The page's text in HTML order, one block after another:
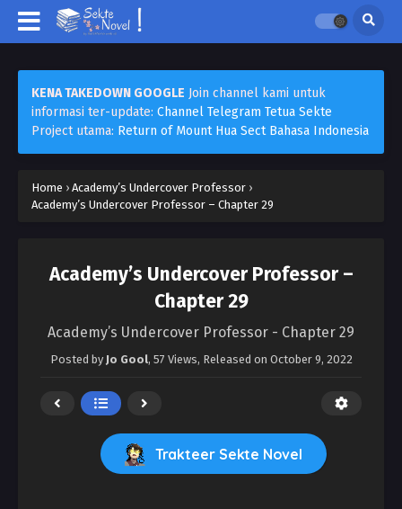
KENA TAKEDOWN GOOGLE Join channel kami untuk
informasi ter-update: Channel Telegram Tetua Sekte
Project utama: Return of Mount Hua Sect Bahasa Indonesia
Home › Academy’s Undercover Professor ›
Academy’s Undercover Professor – Chapter 29
Academy’s Undercover Professor –
Chapter 29
Academy’s Undercover Professor - Chapter 29
Posted by Jo Gool, 57 Views, Released on October 9, 2022
Trakteer Sekte Novel